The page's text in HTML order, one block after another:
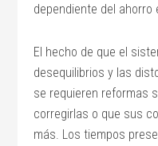
dependiente del
El hecho de que el
desequilibrios y las
se requieren reformas
corregirlas o que sus
más. Los tiempos